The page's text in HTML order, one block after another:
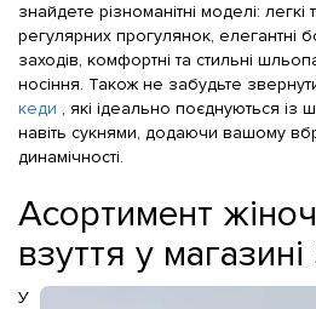
знайдете різноманітні моделі: легкі
регулярних прогулянок, елегантні
заходів, комфортні та стильні
носіння. Також не забудьте
кеди , які ідеально поєднуються із
навіть сукнями, додаючи вашому
динамічності.
Асортимент
взуття у
У